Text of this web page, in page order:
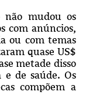
não mudou os
com anúncios,
ou com temas
quase US$
metade disso
de saúde. Os
compõem a